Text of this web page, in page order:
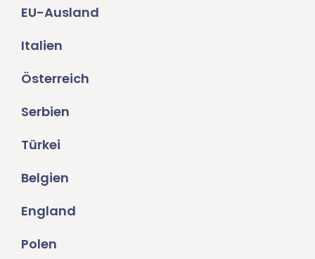
EU-Ausland
Italien
Österreich
Serbien
Türkei
Belgien
England
Polen